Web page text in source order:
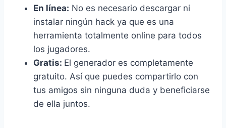
En línea: No es necesario descargar ni
instalar ningún hack ya que es una
herramienta totalmente online para todos
los jugadores.
Gratis: El generador es completamente
gratuito. Así que puedes compartirlo con
tus amigos sin ninguna duda y beneficiarse
de ella juntos.